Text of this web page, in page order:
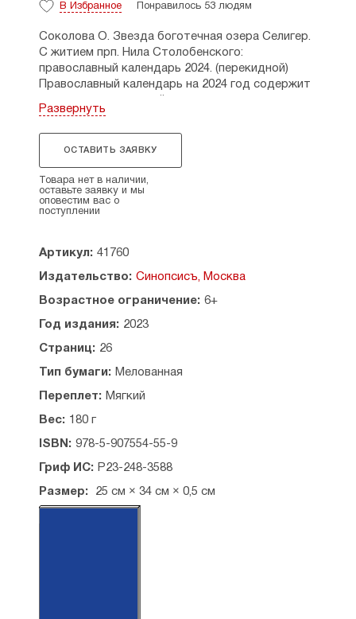
В Избранное Понравилось 53 людям
Соколова О. Звезда боготечная озера Селигер.
С житием прп. Нила Столобенского:
православный календарь 2024. (перекидной)
Православный календарь на 2024 год содержит
праздниках и постах, а также житие
преподобного Нила Столбенского.
советом Русской Православной Церкви.
Развернуть
ОСТАВИТЬ ЗАЯВКУ
Товара нет в наличии,
оставьте заявку и мы
оповестим вас о
поступлении
Артикул: 41760
Издательство: Синопсисъ, Москва
Возрастное ограничение: 6+
Год издания: 2023
Страниц: 26
Тип бумаги: Мелованная
Переплет: Мягкий
Вес: 180 г
ISBN: 978-5-907554-55-9
Гриф ИС: Р23-248-3588
Размер: 25 см × 34 см × 0,5 см